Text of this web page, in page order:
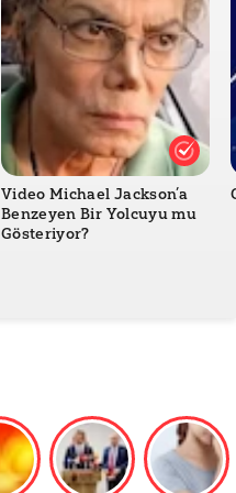
Video Michael Jackson’a
Benzeyen Bir Yolcuyu mu
Gösteriyor?